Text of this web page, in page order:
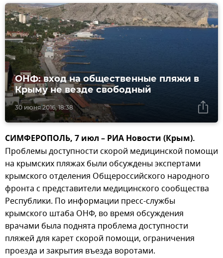
30 июня 2016, 18:38
ОНФ: вход на общественные пляжи в
Крыму не везде свободный
СИМФЕРОПОЛЬ, 7 июл – РИА Новости (Крым).
Проблемы доступности скорой медицинской помощи
на крымских пляжах были обсуждены экспертами
крымского отделения Общероссийского народного
фронта с представители медицинского сообщества
Республики. По информации пресс-службы
крымского штаба ОНФ, во время обсуждения
врачами была поднята проблема доступности
пляжей для карет скорой помощи, ограничения
проезда и закрытия въезда воротами.